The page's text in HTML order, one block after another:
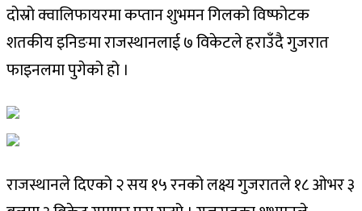
दोस्रो क्वालिफायरमा कप्तान शुभमन गिलको विष्फोटक
शतकीय इनिङमा राजस्थानलाई ७ विकेटले हराउँदै गुजरात
फाइनलमा पुगेको हो ।
राजस्थानले दिएको २ सय १५ रनको लक्ष्य गुजरातले १८ ओभर ३